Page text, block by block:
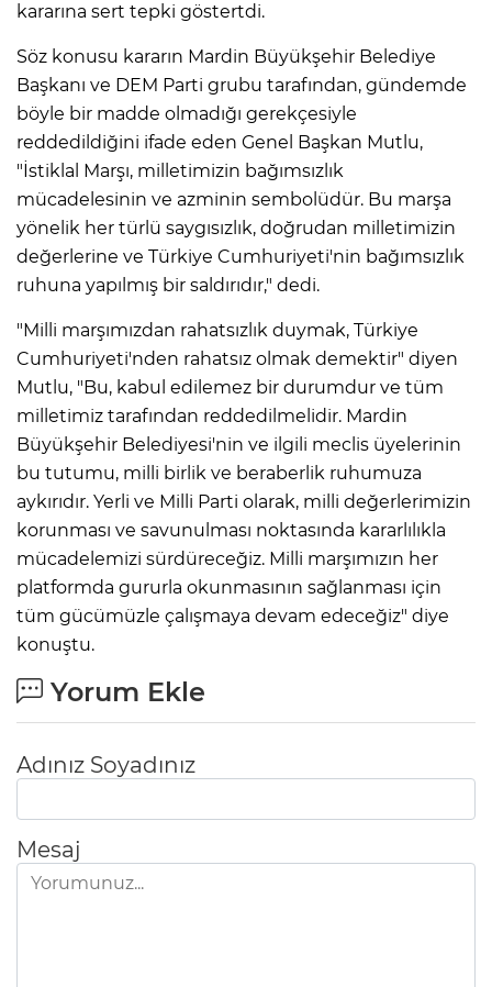
kararına sert tepki göstertdi.
Söz konusu kararın Mardin Büyükşehir Belediye
Başkanı ve DEM Parti grubu tarafından, gündemde
böyle bir madde olmadığı gerekçesiyle
reddedildiğini ifade eden Genel Başkan Mutlu,
"İstiklal Marşı, milletimizin bağımsızlık
mücadelesinin ve azminin sembolüdür. Bu marşa
yönelik her türlü saygısızlık, doğrudan milletimizin
değerlerine ve Türkiye Cumhuriyeti'nin bağımsızlık
ruhuna yapılmış bir saldırıdır," dedi.
"Milli marşımızdan rahatsızlık duymak, Türkiye
Cumhuriyeti'nden rahatsız olmak demektir" diyen
Mutlu, "Bu, kabul edilemez bir durumdur ve tüm
milletimiz tarafından reddedilmelidir. Mardin
Büyükşehir Belediyesi'nin ve ilgili meclis üyelerinin
bu tutumu, milli birlik ve beraberlik ruhumuza
aykırıdır. Yerli ve Milli Parti olarak, milli değerlerimizin
korunması ve savunulması noktasında kararlılıkla
mücadelemizi sürdüreceğiz. Milli marşımızın her
platformda gururla okunmasının sağlanması için
tüm gücümüzle çalışmaya devam edeceğiz" diye
konuştu.
Yorum Ekle
Adınız Soyadınız
Mesaj